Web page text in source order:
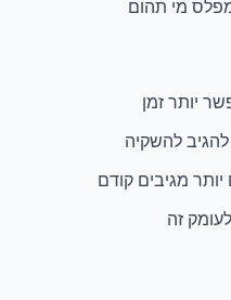
מי תהום
יותר זמן
מגיבים קודם
זה